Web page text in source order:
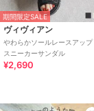
期間限定SALE
ヴィヴィアン
やわらかソールレースアップ
スニーカーサンダル
¥2,690